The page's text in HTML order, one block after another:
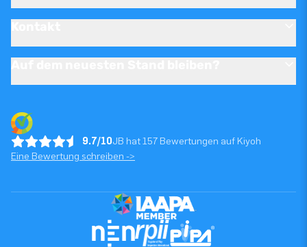
9.7/10JB hat 157 Bewertungen auf Kiyoh
Eine Bewertung schreiben ->